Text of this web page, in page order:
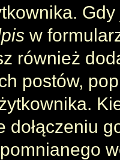
w
również
postów,
dołączeniu